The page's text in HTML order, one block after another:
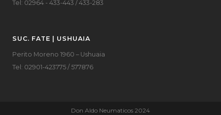
Tel: 02964 - 433-443 / 433-283
SUC. FATE | USHUAIA
Perito Moreno 1960 – Ushuaia
Tel: 02901-423775 / 577876
Don Aldo Neumaticos 2024